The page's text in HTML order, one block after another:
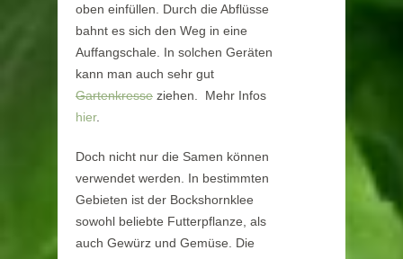
oben einfüllen. Durch die Abflüsse
bahnt es sich den Weg in eine
Auffangschale. In solchen Geräten
kann man auch sehr gut
Gartenkresse ziehen. Mehr Infos
hier.
Doch nicht nur die Samen können
verwendet werden. In bestimmten
Gebieten ist der Bockshornklee
sowohl beliebte Futterpflanze, als
auch Gewürz und Gemüse. Die